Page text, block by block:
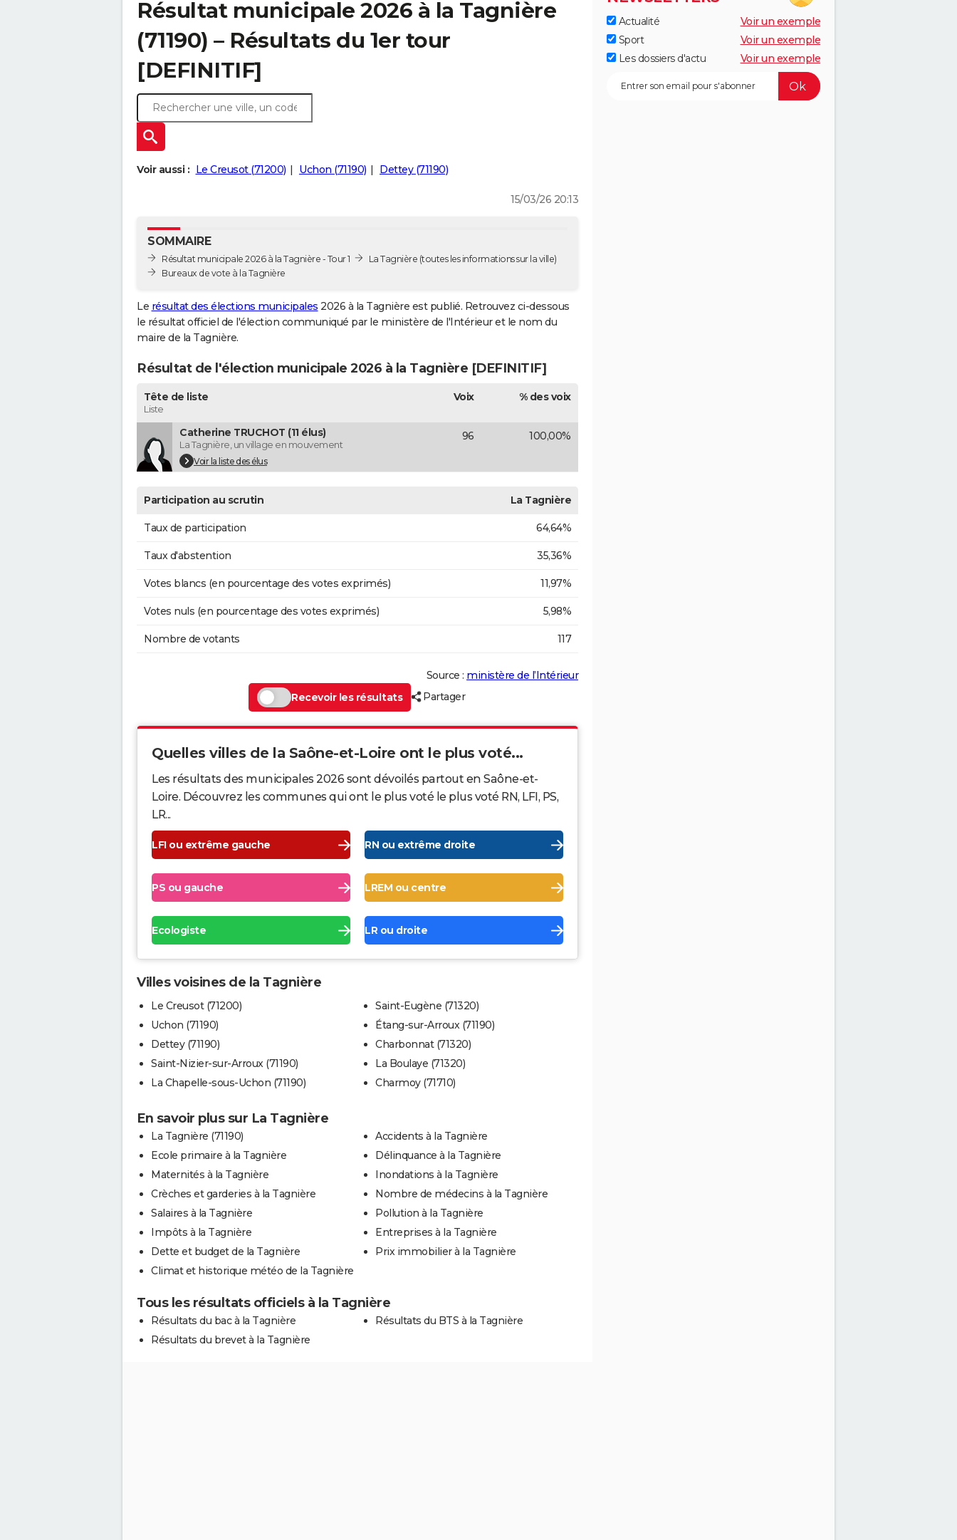
Résultat municipale 2026 à la Tagnière
(71190) – Résultats du 1er tour
[DEFINITIF]
Voir aussi : Le Creusot (71200) Uchon (71190) Dettey (71190)
15/03/26 20:13
SOMMAIRE
Résultat municipale 2026 à la Tagnière - Tour 1
Bureaux de vote à la Tagnière
La Tagnière (toutes les informations sur la ville)
Le résultat des élections municipales 2026 à la Tagnière est publié. Retrouvez ci-dessous
le résultat officiel de l'élection communiqué par le ministère de l'Intérieur et le nom du
maire de la Tagnière.
Résultat de l'élection municipale 2026 à la Tagnière [DEFINITIF]
Tête de liste
Liste
Voix % des voix
Catherine TRUCHOT (11 élus)
La Tagnière, un village en mouvement
Voir la liste des élus
96 100,00%
Participation au scrutin La Tagnière
Taux de participation 64,64%
Taux d'abstention 35,36%
Votes blancs (en pourcentage des votes exprimés) 11,97%
Votes nuls (en pourcentage des votes exprimés) 5,98%
Nombre de votants 117
Source : ministère de l’Intérieur
Recevoir les résultats
Partager
Quelles villes de la Saône-et-Loire ont le plus voté...
Les résultats des municipales 2026 sont dévoilés partout en Saône-et-
Loire. Découvrez les communes qui ont le plus voté le plus voté RN, LFI, PS,
LR...
LFI ou extrême gauche RN ou extrême droite
PS ou gauche LREM ou centre
Ecologiste LR ou droite
Villes voisines de la Tagnière
Le Creusot (71200)
Uchon (71190)
Dettey (71190)
Saint-Nizier-sur-Arroux (71190)
La Chapelle-sous-Uchon (71190)
Saint-Eugène (71320)
Étang-sur-Arroux (71190)
Charbonnat (71320)
La Boulaye (71320)
Charmoy (71710)
En savoir plus sur La Tagnière
La Tagnière (71190)
Ecole primaire à la Tagnière
Maternités à la Tagnière
Crèches et garderies à la Tagnière
Salaires à la Tagnière
Impôts à la Tagnière
Dette et budget de la Tagnière
Climat et historique météo de la Tagnière
Accidents à la Tagnière
Délinquance à la Tagnière
Inondations à la Tagnière
Nombre de médecins à la Tagnière
Pollution à la Tagnière
Entreprises à la Tagnière
Prix immobilier à la Tagnière
Tous les résultats officiels à la Tagnière
Résultats du bac à la Tagnière
Résultats du brevet à la Tagnière
Résultats du BTS à la Tagnière
Actualité
Voir un exemple
Sport
Voir un exemple
Les dossiers d'actu
Voir un exemple